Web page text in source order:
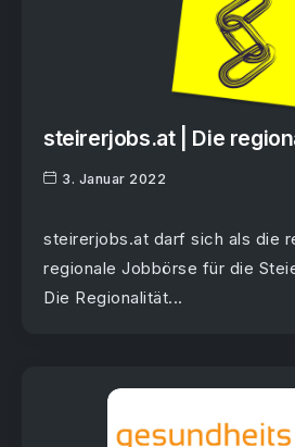
steirerjobs.at | Die
3. Januar 2022
steirerjobs.at darf sich als die
regionale Jobbörse für die
Die Regionalität...